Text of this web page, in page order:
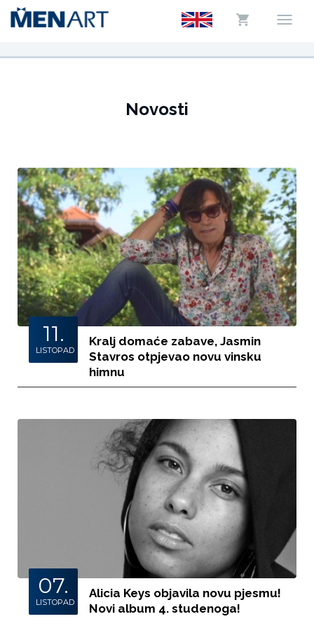
Novosti
11.
LISTOPAD
Kralj domaće zabave, Jasmin
Stavros otpjevao novu vinsku
himnu
07.
LISTOPAD
Alicia Keys objavila novu pjesmu!
Novi album 4. studenoga!